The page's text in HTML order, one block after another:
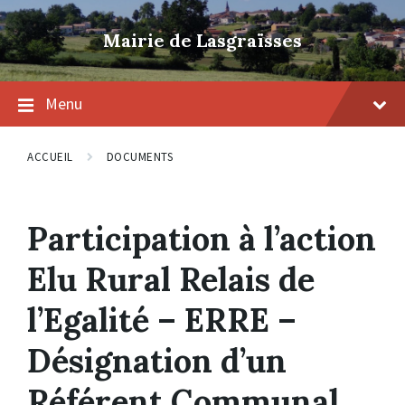
Skip
to
content
Skip
to
main
navigation
Skip
to
footer
Mairie de Lasgraïsses
Menu
ACCUEIL DOCUMENTS
Participation à l’action
Elu Rural Relais de
l’Egalité – ERRE –
Désignation d’un